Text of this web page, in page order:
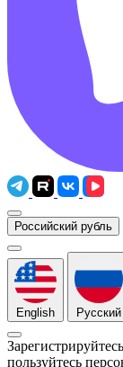
Российский рубль
English Русский
пользуйтесь